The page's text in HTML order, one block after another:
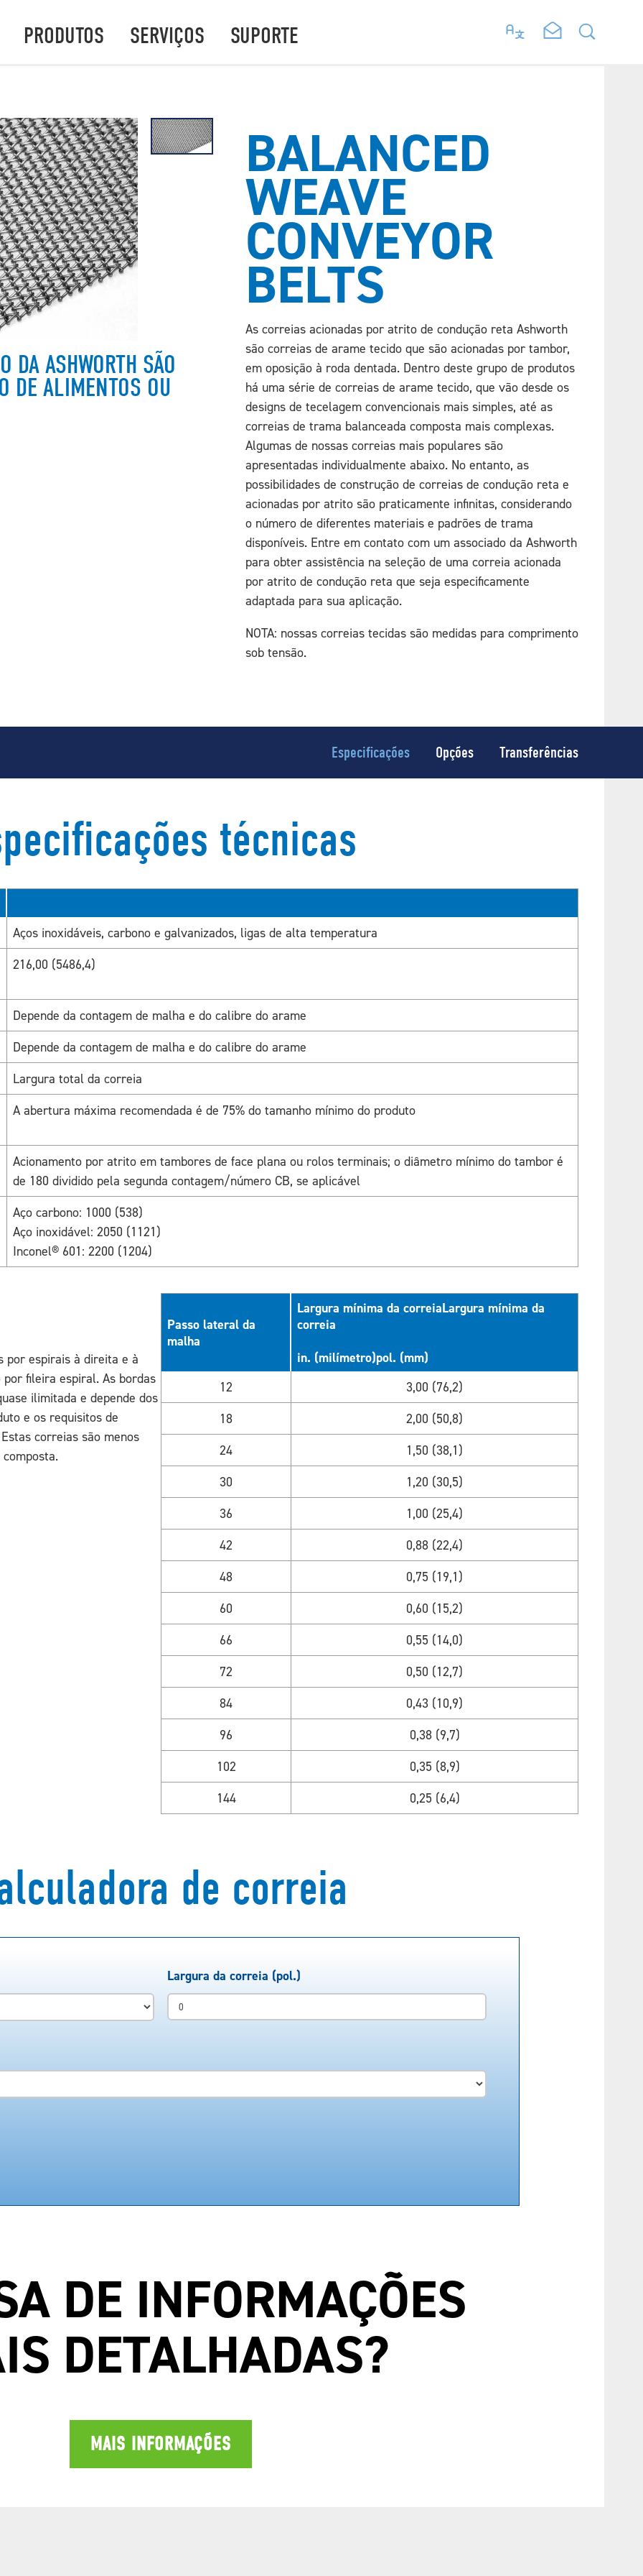
PRODUTOS SERVIÇOS SUPORTE
DA ASHWORTH SÃO
DE ALIMENTOS OU
BALANCED
WEAVE
CONVEYOR
BELTS
As correias acionadas por atrito de condução reta Ashworth
são correias de arame tecido que são acionadas por tambor,
em oposição à roda dentada. Dentro deste grupo de produtos
há uma série de correias de arame tecido, que vão desde os
designs de tecelagem convencionais mais simples, até as
correias de trama balanceada composta mais complexas.
Algumas de nossas correias mais populares são
apresentadas individualmente abaixo. No entanto, as
possibilidades de construção de correias de condução reta e
acionadas por atrito são praticamente infinitas, considerando
o número de diferentes materiais e padrões de trama
disponíveis. Entre em contato com um associado da Ashworth
para obter assistência na seleção de uma correia acionada
por atrito de condução reta que seja especificamente
adaptada para sua aplicação.
NOTA: nossas correias tecidas são medidas para comprimento
sob tensão.
Especificações Opções Transferências
técnicas
Aços inoxidáveis, carbono e galvanizados, ligas de alta temperatura
216,00 (5486,4)
Depende da contagem de malha e do calibre do arame
Depende da contagem de malha e do calibre do arame
Largura total da correia
A abertura máxima recomendada é de 75% do tamanho mínimo do produto
Acionamento por atrito em tambores de face plana ou rolos terminais; o diâmetro mínimo do tambor é
de 180 dividido pela segunda contagem/número CB, se aplicável
Aço carbono: 1000 (538)
Aço inoxidável: 2050 (1121)
Inconel® 601: 2200 (1204)
por espirais à direita e à
fileira espiral. As bordas
ilimitada e depende dos
e os requisitos de
correias são menos
Passo lateral da
malha
Largura mínima da correiaLargura mínima da
correia
in. (milímetro)pol. (mm)
12 3,00 (76,2)
18 2,00 (50,8)
24 1,50 (38,1)
30 1,20 (30,5)
36 1,00 (25,4)
42 0,88 (22,4)
48 0,75 (19,1)
60 0,60 (15,2)
66 0,55 (14,0)
72 0,50 (12,7)
84 0,43 (10,9)
96 0,38 (9,7)
102 0,35 (8,9)
144 0,25 (6,4)
de correia
Largura da correia (pol.)
DE INFORMAÇÕES
DETALHADAS?
MAIS INFORMAÇÕES